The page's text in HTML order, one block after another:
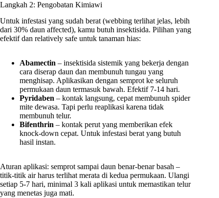
Langkah 2: Pengobatan Kimiawi
Untuk infestasi yang sudah berat (webbing terlihat jelas, lebih
dari 30% daun affected), kamu butuh insektisida. Pilihan yang
efektif dan relatively safe untuk tanaman hias:
Abamectin – insektisida sistemik yang bekerja dengan
cara diserap daun dan membunuh tungau yang
menghisap. Aplikasikan dengan semprot ke seluruh
permukaan daun termasuk bawah. Efektif 7-14 hari.
Pyridaben – kontak langsung, cepat membunuh spider
mite dewasa. Tapi perlu reaplikasi karena tidak
membunuh telur.
Bifenthrin – kontak perut yang memberikan efek
knock-down cepat. Untuk infestasi berat yang butuh
hasil instan.
Aturan aplikasi: semprot sampai daun benar-benar basah –
titik-titik air harus terlihat merata di kedua permukaan. Ulangi
setiap 5-7 hari, minimal 3 kali aplikasi untuk memastikan telur
yang menetas juga mati.